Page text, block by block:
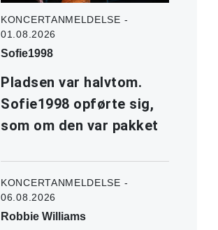
KONCERTANMELDELSE -
01.08.2026
Sofie1998
Pladsen var halvtom.
Sofie1998 opførte sig,
som om den var pakket
KONCERTANMELDELSE -
06.08.2026
Robbie Williams